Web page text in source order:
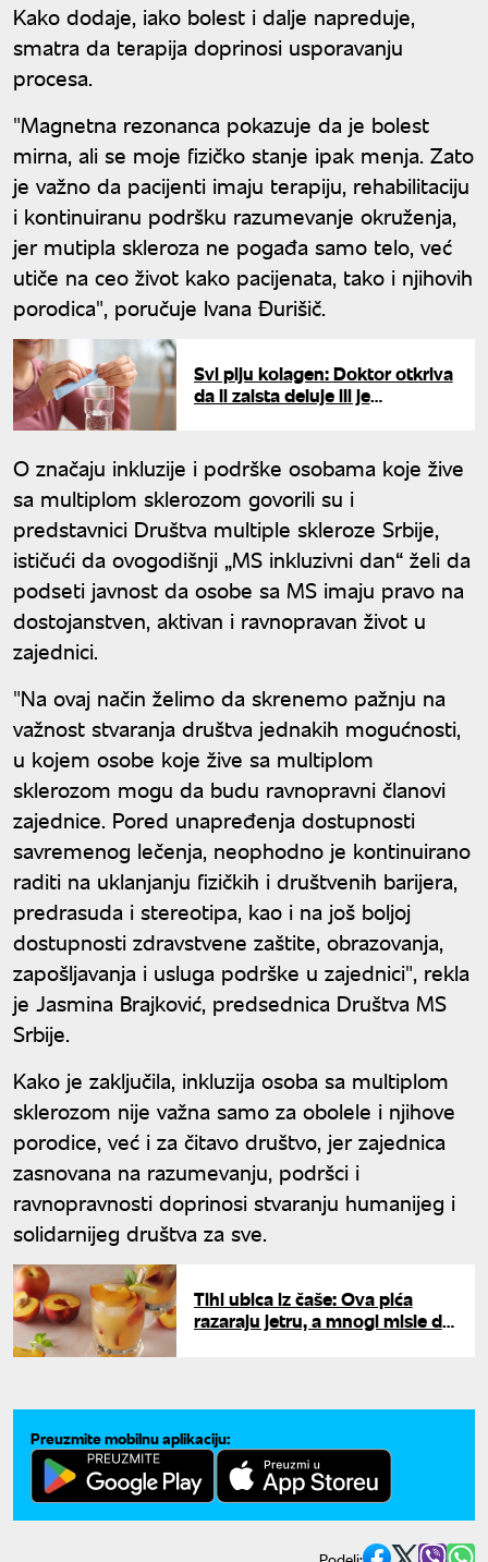
Kako dodaje, iako bolest i dalje napreduje,
smatra da terapija doprinosi usporavanju
procesa.
"Magnetna rezonanca pokazuje da je bolest
mirna, ali se moje fizičko stanje ipak menja. Zato
je važno da pacijenti imaju terapiju, rehabilitaciju
i kontinuiranu podršku razumevanje okruženja,
jer mutipla skleroza ne pogađa samo telo, već
utiče na ceo život kako pacijenata, tako i njihovih
porodica", poručuje Ivana Đurišič.
Svi piju kolagen: Doktor otkriva
da li zaista deluje ili je
O značaju inkluzije i podrške osobama koje žive
sa multiplom sklerozom govorili su i
predstavnici Društva multiple skleroze Srbije,
ističući da ovogodišnji „MS inkluzivni dan“ želi da
podseti javnost da osobe sa MS imaju pravo na
dostojanstven, aktivan i ravnopravan život u
zajednici.
"Na ovaj način želimo da skrenemo pažnju na
važnost stvaranja društva jednakih mogućnosti,
u kojem osobe koje žive sa multiplom
sklerozom mogu da budu ravnopravni članovi
zajednice. Pored unapređenja dostupnosti
savremenog lečenja, neophodno je kontinuirano
raditi na uklanjanju fizičkih i društvenih barijera,
predrasuda i stereotipa, kao i na još boljoj
dostupnosti zdravstvene zaštite, obrazovanja,
zapošljavanja i usluga podrške u zajednici", rekla
je Jasmina Brajković, predsednica Društva MS
Srbije.
Kako je zaključila, inkluzija osoba sa multiplom
sklerozom nije važna samo za obolele i njihove
porodice, već i za čitavo društvo, jer zajednica
zasnovana na razumevanju, podršci i
ravnopravnosti doprinosi stvaranju humanijeg i
solidarnijeg društva za sve.
Tihi ubica iz čaše: Ova pića
razaraju jetru, a mnogi misle da
Preuzmite mobilnu aplikaciju: